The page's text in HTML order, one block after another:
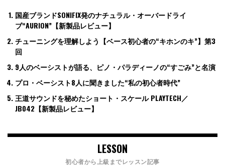
国産ブランドSONIFIX発のナチュラル・オーバードライ
ブ“AURION”【新製品レビュー】
チューニングを理解しよう【ベース初心者の“キホンのキ”】第3
回
9人のベーシストが語る、ピノ・パラディーノの“すごみ”と名演
プロ・ベーシスト8人に聞きました“私の初心者時代”
王道サウンドを秘めたショート・スケール PLAYTECH／
JB042【新製品レビュー】
LESSON
初心者から上級までレッスン記事